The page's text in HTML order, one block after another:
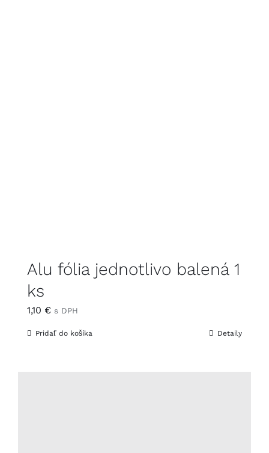
Alu fólia jednotlivo balená 1
ks
1,10 € s DPH
Pridať do košíka Detaily